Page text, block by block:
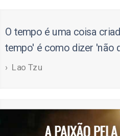
O tempo é uma coisa
tempo' é como dizer 'não
Lao Tzu